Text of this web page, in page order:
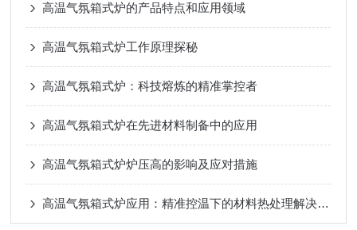
高温气氛箱式炉的产品特点和应用领域
高温气氛箱式炉工作原理探秘
高温气氛箱式炉：科技熔炼的精准掌控者
高温气氛箱式炉在先进材料制备中的应用
高温气氛箱式炉炉压高的影响及应对措施
高温气氛箱式炉应用：精准控温下的材料热处理解决方案